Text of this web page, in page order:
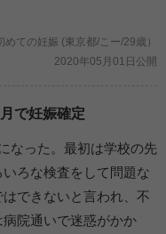
めての妊娠 (東京都/こー/29歳）
2020年05月01日公開
で妊娠確定
なった。最初は学校の先
ろな検査をして問題な
できないと言われ、不
院通いで迷惑がかか